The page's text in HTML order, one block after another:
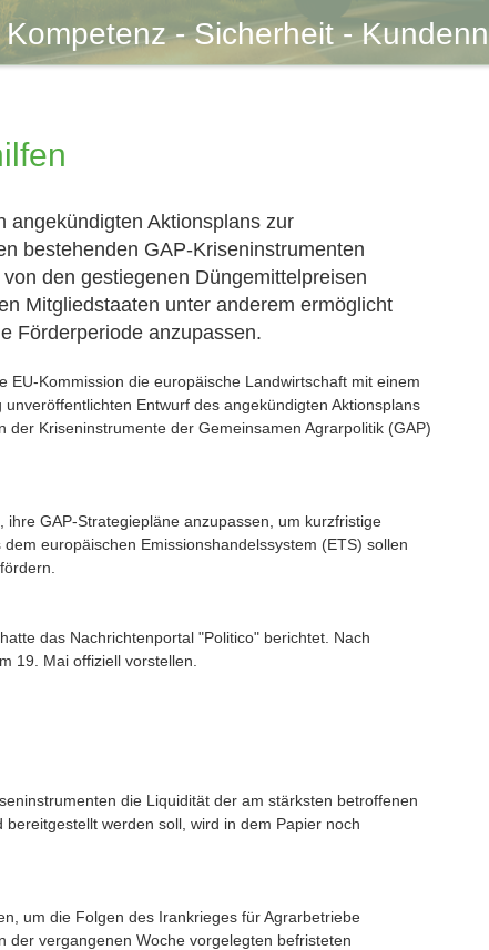
- Sicherheit -
angekündigten Aktionsplans zur
bestehenden GAP-Kriseninstrumenten
den gestiegenen Düngemittelpreisen
Mitgliedstaaten unter anderem ermöglicht
Förderperiode anzupassen.
Kommission die europäische Landwirtschaft mit einem
Entwurf des angekündigten Aktionsplans
Kriseninstrumente der Gemeinsamen Agrarpolitik (GAP)
GAP-Strategiepläne anzupassen, um kurzfristige
europäischen Emissionshandelssystem (ETS) sollen
das Nachrichtenportal "Politico" berichtet. Nach
19. Mai offiziell vorstellen.
die Liquidität der am stärksten betroffenen
werden soll, wird in dem Papier noch
um die Folgen des Irankrieges für Agrarbetriebe
der vergangenen Woche vorgelegten befristeten